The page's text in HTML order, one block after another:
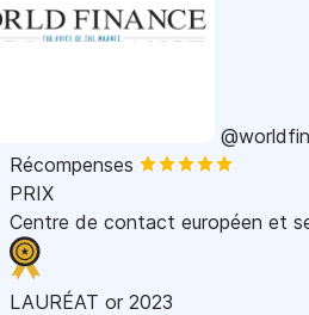
Récompenses
PRIX
Centre de contact européen et
LAURÉAT or 2023